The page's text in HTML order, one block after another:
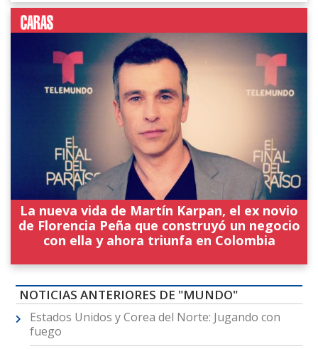
La nueva vida de Martín Karpan, el ex novio
de Florencia Peña que construyó un negocio
con ella y ahora triunfa en Colombia
NOTICIAS ANTERIORES DE "MUNDO"
Estados Unidos y Corea del Norte: Jugando con
fuego